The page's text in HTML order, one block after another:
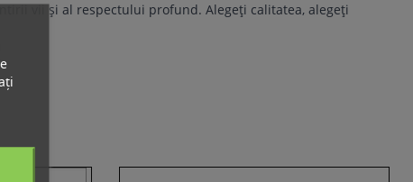
vii și al respectului profund. Alegeți calitatea, alegeți